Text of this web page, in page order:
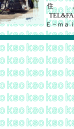
住
Ｅ－ｍａ